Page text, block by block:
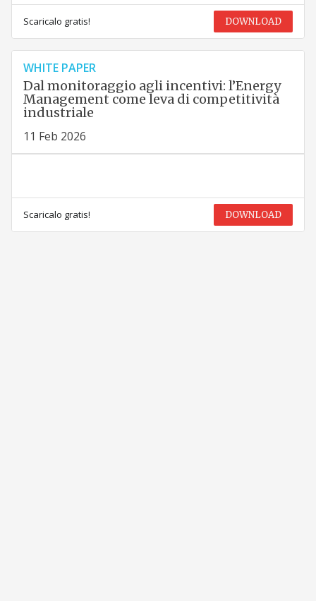
Scaricalo gratis! DOWNLOAD
WHITE PAPER
Dal monitoraggio agli incentivi: l’Energy
Management come leva di competitività
industriale
11 Feb 2026
Scaricalo gratis! DOWNLOAD